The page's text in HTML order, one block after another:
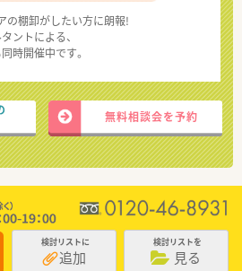
の棚卸がしたい方に朗報!
ントによる、
時開催中です。
無料相談会を予約
検討リストに
追加
検討リストを
見る